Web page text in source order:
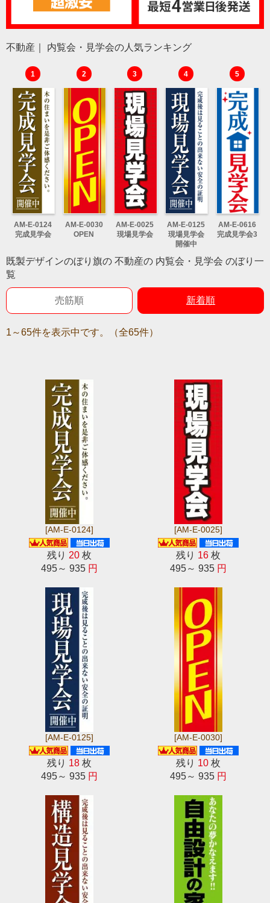
不動産｜ 内覧会・見学会の人気ランキング
1
AM-E-0124
完成見学会
2
AM-E-0030
OPEN
3
AM-E-0025
現場見学会
4
AM-E-0125
現場見学会
開催中
5
AM-E-0616
完成見学会3
既製デザインのぼり旗の 不動産の 内覧会・見学会 のぼり一
覧
売筋順 新着順
1～65件を表示中です。（全65件）
[AM-E-0124]
残り 20枚
495～ 935 円
[AM-E-0025]
残り 16枚
495～ 935 円
[AM-E-0125]
残り 18枚
495～ 935 円
[AM-E-0030]
残り 10枚
495～ 935 円